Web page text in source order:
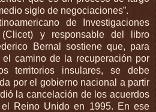
siglo de negociaciones”.
de Investigaciones
y responsable del libro
Bernal sostiene que, para
camino de la recuperación por
territorios insulares, se debe
por el gobierno nacional a partir
la cancelación de los acuerdos
el Reino Unido en 1995. En ese